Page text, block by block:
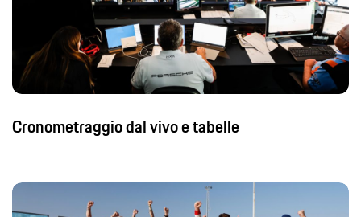
Cronometraggio dal vivo e tabelle